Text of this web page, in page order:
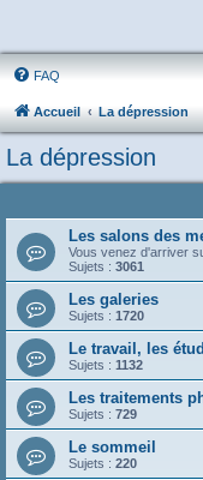
FAQ
Accueil La dépression
La dépression
Les salons des
Vous venez d'arriver
Sujets : 3061
Les galeries
Sujets : 1720
Le travail, les
Sujets : 1132
Les traitements
Sujets : 729
Le sommeil
Sujets : 220